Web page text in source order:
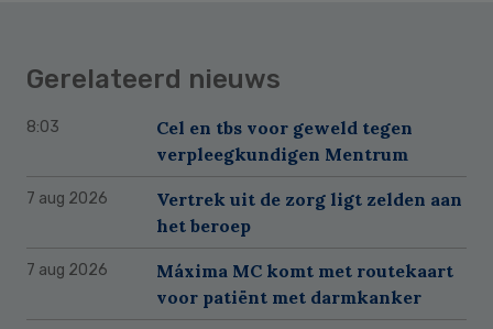
Gerelateerd nieuws
8:03
Cel en tbs voor geweld tegen
verpleegkundigen Mentrum
7 aug 2026
Vertrek uit de zorg ligt zelden aan
het beroep
7 aug 2026
Máxima MC komt met routekaart
voor patiënt met darmkanker